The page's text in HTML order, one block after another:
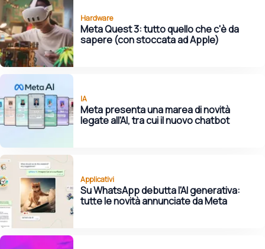
Hardware
Meta Quest 3: tutto quello che c'è da
sapere (con stoccata ad Apple)
IA
Meta presenta una marea di novità
legate all'AI, tra cui il nuovo chatbot
Applicativi
Su WhatsApp debutta l'AI generativa:
tutte le novità annunciate da Meta